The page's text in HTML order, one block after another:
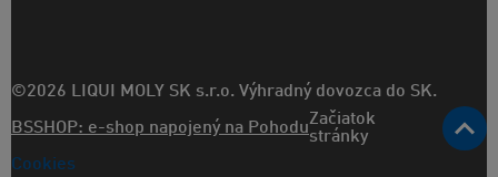
©2026 LIQUI MOLY SK s.r.o. Výhradný dovozca do SK.
BSSHOP: e-shop napojený na PohoduZačiatok
stránky
Cookies